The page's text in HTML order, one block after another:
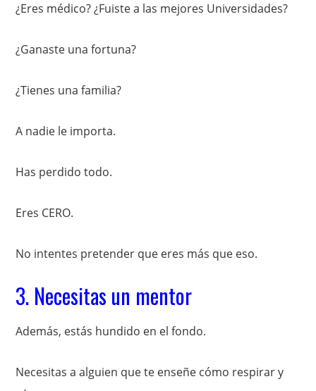
¿Eres médico? ¿Fuiste a las mejores Universidades?
¿Ganaste una fortuna?
¿Tienes una familia?
A nadie le importa.
Has perdido todo.
Eres CERO.
No intentes pretender que eres más que eso.
3. Necesitas un mentor
Además, estás hundido en el fondo.
Necesitas a alguien que te enseñe cómo respirar y